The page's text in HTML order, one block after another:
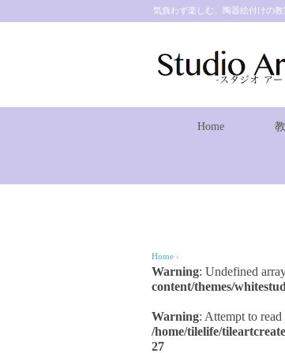
気負わず楽しむ、陶器絵付けの教
Home
Home ›
Warning: Undefined
content/themes/
Warning: Attempt to
/home/tilelife/
27